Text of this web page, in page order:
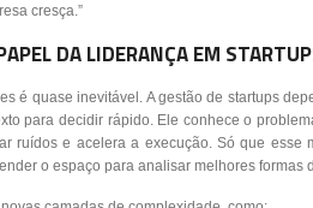
cresça.”
DA LIDERANÇA EM
é quase inevitável. A gestão de startups
para decidir rápido. Ele conhece o
ruídos e acelera a execução. Só que esse
o espaço para analisar melhores formas